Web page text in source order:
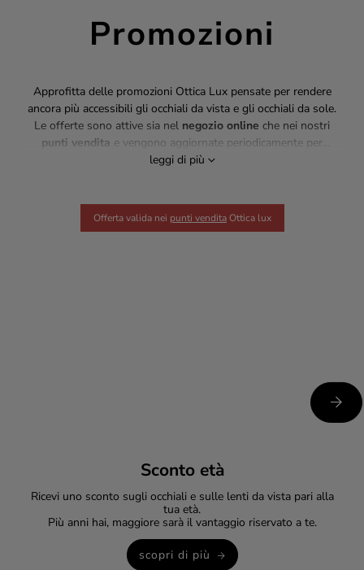
Promozioni
Approfitta delle promozioni Ottica Lux pensate per rendere
ancora più accessibili gli occhiali da vista e gli occhiali da sole.
Le offerte sono attive sia nel negozio online che nei nostri
punti vendita e vengono aggiornate periodicamente per
garantirti sempre il miglior rapporto qualità-prezzo. Scopri tutte
leggi di più
Offerta valida nei punti venditaOttica lux
Sconto età
Ricevi uno sconto sugli occhiali e sulle lenti da vista pari alla
tua età.
Più anni hai, maggiore sarà il vantaggio riservato a te.
scopri di più